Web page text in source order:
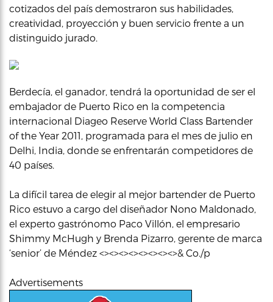
cotizados del país demostraron sus habilidades,
creatividad, proyección y buen servicio frente a un
distinguido jurado.
Berdecía, el ganador, tendrá la oportunidad de ser el
embajador de Puerto Rico en la competencia
internacional Diageo Reserve World Class Bartender
of the Year 2011, programada para el mes de julio en
Delhi, India, donde se enfrentarán competidores de
40 países.
La difícil tarea de elegir al mejor bartender de Puerto
Rico estuvo a cargo del diseñador Nono Maldonado,
el experto gastrónomo Paco Villón, el empresario
Shimmy McHugh y Brenda Pizarro, gerente de marca
‘senior’ de Méndez <><><><><><><><>& Co./p
Advertisements